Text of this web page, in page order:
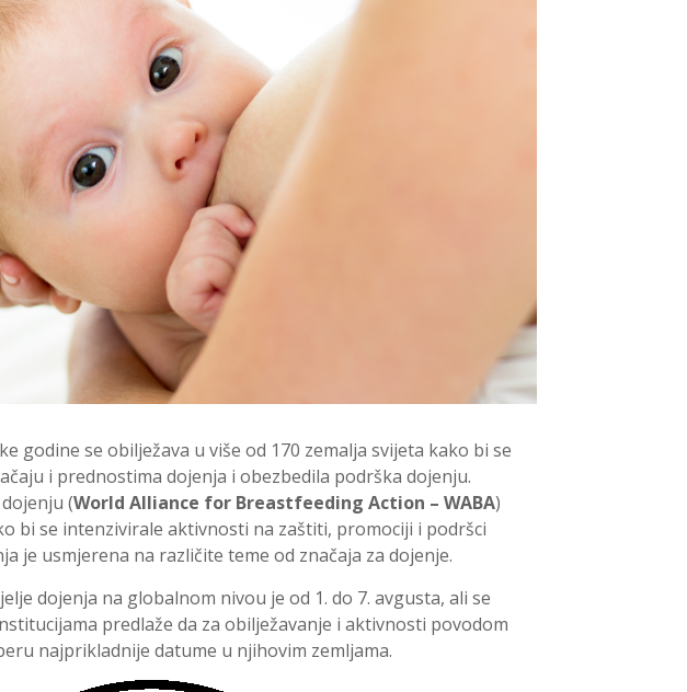
godine se obilježava u više od 170 zemalja svijeta kako bi se
i prednostima dojenja i obezbedila podrška dojenju.
(World Alliance for Breastfeeding Action – WABA)
bi se intenzivirale aktivnosti na zaštiti, promociji i podršci
je usmjerena na različite teme od značaja za dojenje.
dojenja na globalnom nivou je od 1. do 7. avgusta, ali se
predlaže da za obilježavanje i aktivnosti povodom
najprikladnije datume u njihovim zemljama.